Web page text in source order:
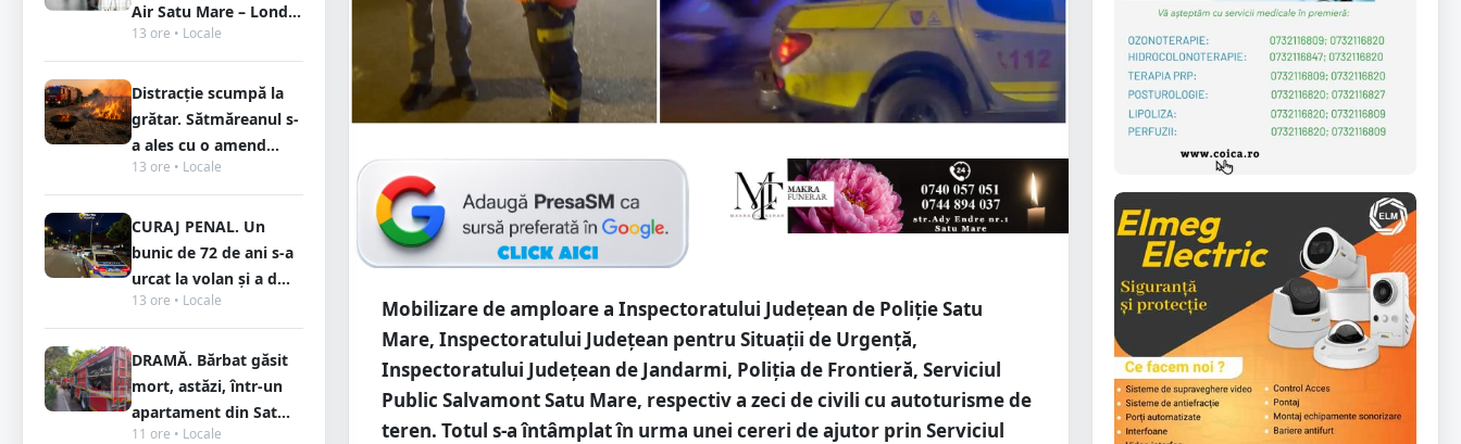
Air Satu Mare – Lond...
13 ore • Locale
Distracție scumpă la
grătar. Sătmăreanul s-
a ales cu o amend...
13 ore • Locale
CURAJ PENAL. Un
bunic de 72 de ani s-a
urcat la volan și a d...
13 ore • Locale
DRAMĂ. Bărbat găsit
mort, astăzi, într-un
apartament din Sat...
11 ore • Locale
Mobilizare de amploare a Inspectoratului Județean de Poliție Satu
Mare, Inspectoratului Județean pentru Situații de Urgență,
Inspectoratului Județean de Jandarmi, Poliția de Frontieră, Serviciul
Public Salvamont Satu Mare, respectiv a zeci de civili cu autoturisme de
teren. Totul s-a întâmplat în urma unei cereri de ajutor prin Serviciul